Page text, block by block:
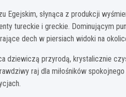
Egejskim, słynąca z produkcji
tureckie i greckie. Dominującym
dech w piersiach widoki na
dziewiczą przyrodą, krystalicznie
raj dla miłośników